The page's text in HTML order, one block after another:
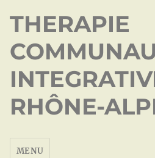
THERAPIE
RHÔNE-
MENU